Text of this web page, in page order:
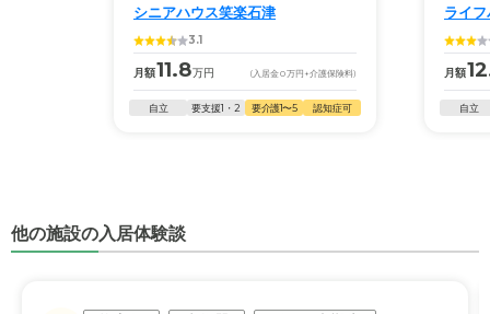
シニアハウス笑楽石津
3.1
月額11.8万円 (入居金0万円 +介護保険料)
自立 要支援1・2 要介護1〜5 認知症可
ライ
月額
自立
他の施設の入居体験談